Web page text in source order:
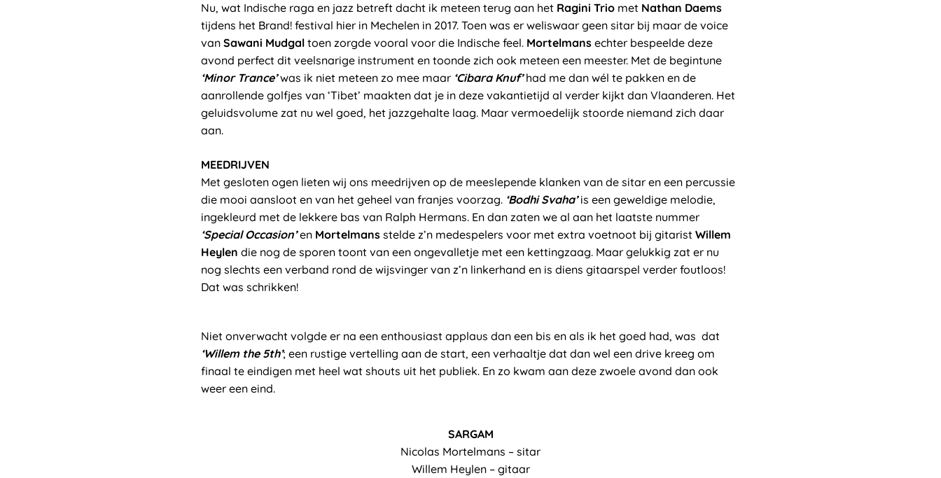
Nu, wat Indische raga en jazz betreft dacht ik meteen terug aan het Ragini Trio met Nathan Daems
tijdens het Brand! festival hier in Mechelen in 2017. Toen was er weliswaar geen sitar bij maar de voice
van Sawani Mudgal toen zorgde vooral voor die Indische feel. Mortelmans echter bespeelde deze
avond perfect dit veelsnarige instrument en toonde zich ook meteen een meester. Met de begintune
‘Minor Trance’was ik niet meteen zo mee maar ‘Cibara Knuf’ had me dan wél te pakken en de
aanrollende golfjes van ‘Tibet’ maakten dat je in deze vakantietijd al verder kijkt dan Vlaanderen. Het
geluidsvolume zat nu wel goed, het jazzgehalte laag. Maar vermoedelijk stoorde niemand zich daar
aan.
MEEDRIJVEN
Met gesloten ogen lieten wij ons meedrijven op de meeslepende klanken van de sitar en een percussie
die mooi aansloot en van het geheel van franjes voorzag. ‘Bodhi Svaha’is een geweldige melodie,
ingekleurd met de lekkere bas van Ralph Hermans. En dan zaten we al aan het laatste nummer
‘Special Occasion’en Mortelmans stelde z’n medespelers voor met extra voetnoot bij gitarist Willem
Heylen die nog de sporen toont van een ongevalletje met een kettingzaag. Maar gelukkig zat er nu
nog slechts een verband rond de wijsvinger van z’n linkerhand en is diens gitaarspel verder foutloos!
Dat was schrikken!
Niet onverwacht volgde er na een enthousiast applaus dan een bis en als ik het goed had, was dat
‘Willem the 5th’; een rustige vertelling aan de start, een verhaaltje dat dan wel een drive kreeg om
finaal te eindigen met heel wat shouts uit het publiek. En zo kwam aan deze zwoele avond dan ook
weer een eind.
SARGAM
Nicolas Mortelmans – sitar
Willem Heylen – gitaar